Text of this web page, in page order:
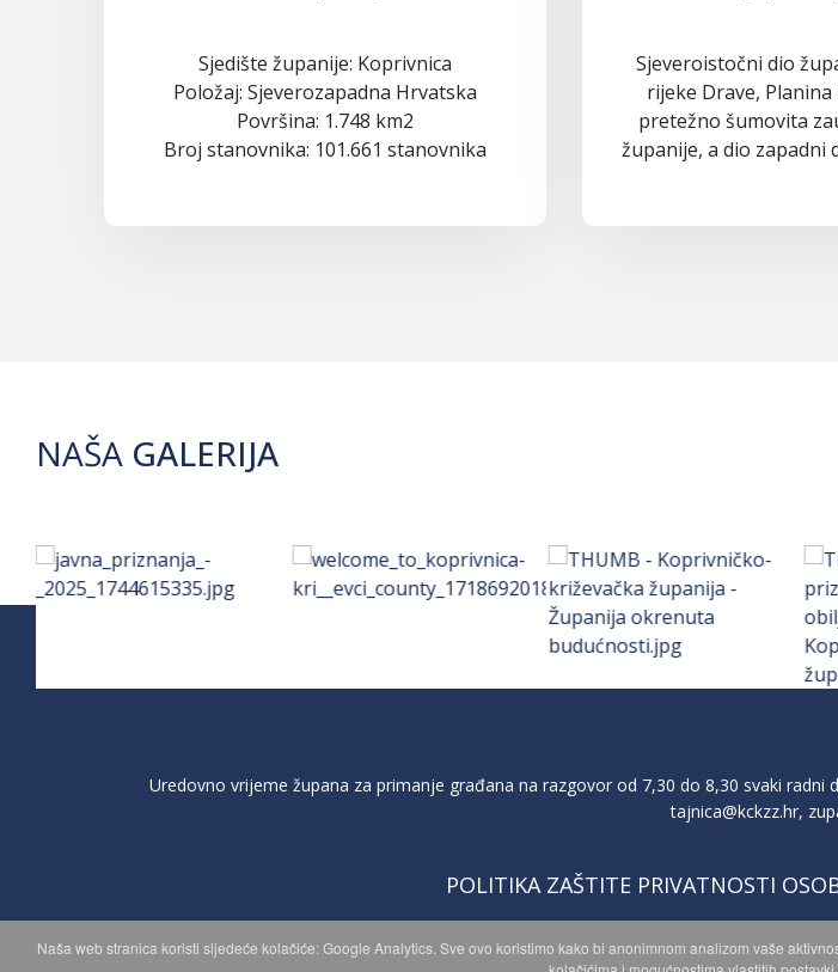
Sjedište županije: Koprivnica
Položaj: Sjeverozapadna Hrvatska
Površina: 1.748 km2
Broj stanovnika: 101.661 stanovnika
Sjeveroistočni dio
rijeke Drave,
pretežno šumovita
županije, a dio zapadni
NAŠA GALERIJA
Uredovno vrijeme župana za primanje građana na razgovor od 7,30 do 8,30 svaki
tajnica@kckzz.hr,
POLITIKA ZAŠTITE PRIVATNOSTI
Naša web stranica koristi sljedeće kolačiće: Google Analytics. Sve ovo koristimo kako bi anonimnom analizom vaše